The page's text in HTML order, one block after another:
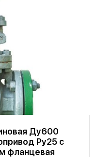
Ду600
Ру25 с
фланцевая